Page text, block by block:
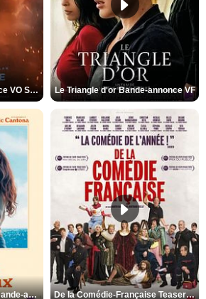
L'Odyssée Bande-annonce VO STFR Le Triangle d'or Bande-annonce VF
Les Matins merveilleux Bande-annonce VF De la Comédie-Française Teaser VF